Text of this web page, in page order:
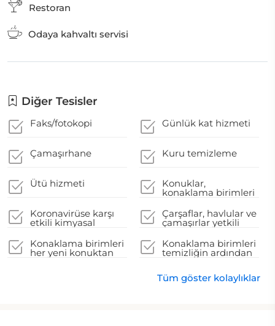
Restoran
Odaya kahvaltı servisi
Diğer Tesisler
Faks/fotokopi Günlük kat hizmeti
Çamaşırhane Kuru temizleme
Ütü hizmeti Konuklar,
konaklama birimleri
herhangi bir temizlik
hizmetini iptal etme
seçeneğine sahiptir
Koronavirüse karşı
etkili kimyasal
kullanılır
Çarşaflar, havlular ve
çamaşırlar yetkili
talimatlarına uygun
şekilde yıkanır
Konaklama birimleri
her yeni konuktan
Konaklama birimleri
temizliğin ardından
Tüm göster kolaylıklar